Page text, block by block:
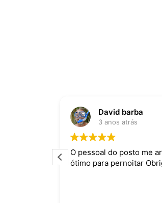
David barba
3 anos atrás
O pessoal do posto me
ótimo para pernoitar